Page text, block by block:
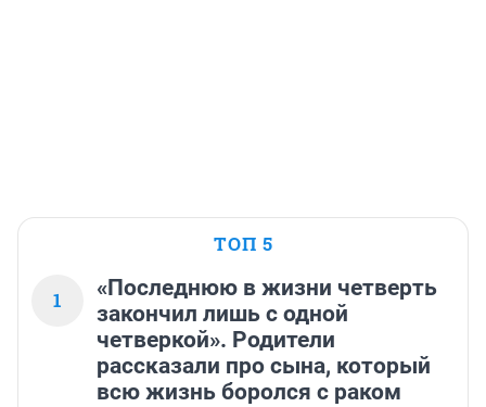
ТОП 5
1
«Последнюю в жизни четверть
закончил лишь с одной
четверкой». Родители
рассказали про сына, который
всю жизнь боролся с раком